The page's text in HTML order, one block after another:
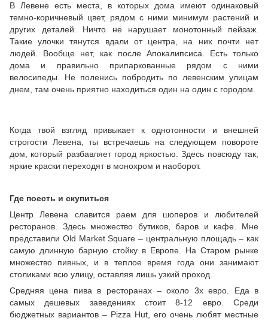
В Левене есть места, в которых дома имеют одинаковый
темно-коричневый цвет, рядом с ними минимум растений и
других деталей. Ничто не нарушает монотонный пейзаж.
Такие улочки тянутся вдали от центра, на них почти нет
людей. Вообще нет, как после Апокалипсиса. Есть только
дома и правильно припаркованные рядом с ними
велосипеды. Не поленись побродить по левенским улицам
днем, там очень приятно находиться один на один с городом.
Когда твой взгляд привыкает к однотонности и внешней
строгости Левена, ты встречаешь на следующем повороте
дом, который разбавляет город яркостью. Здесь повсюду так,
яркие краски переходят в монохром и наоборот.
Где поесть и скупиться
Центр Левена славится раем для шоперов и любителей
ресторанов. Здесь множество бутиков, баров и кафе. Мне
представили Old Market Square – центральную площадь – как
самую длинную барную стойку в Европе. На Старом рынке
множество пивных, и в теплое время года они занимают
столиками всю улицу, оставляя лишь узкий проход.
Средняя цена пива в ресторанах – около 3х евро. Еда в
самых дешевых заведениях стоит 8-12 евро. Среди
бюджетных вариантов – Pizza Hut, его очень любят местные